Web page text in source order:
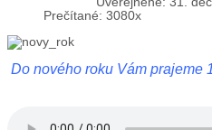
Prečítané: 3080x
Do nového roku Vám prajeme